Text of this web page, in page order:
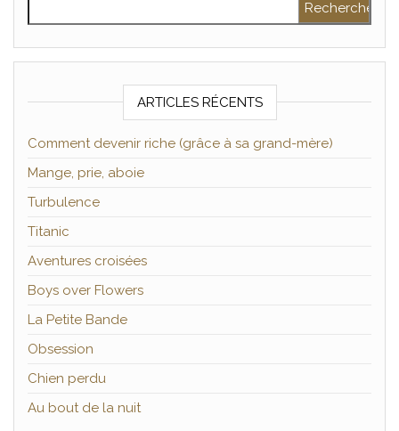
ARTICLES RÉCENTS
Comment devenir riche (grâce à sa grand-mère)
Mange, prie, aboie
Turbulence
Titanic
Aventures croisées
Boys over Flowers
La Petite Bande
Obsession
Chien perdu
Au bout de la nuit